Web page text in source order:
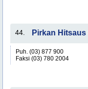
44. Pirkan Hitsaus
Puh. (03) 877 900
Faksi (03) 780 2004